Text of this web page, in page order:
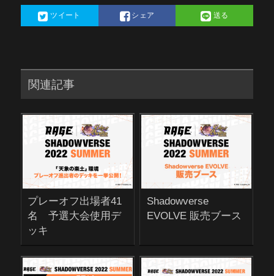
ツイート シェア 送る
関連記事
プレーオフ出場者41
名 予選大会使用デ
ッキ
Shadowverse
EVOLVE 販売ブース